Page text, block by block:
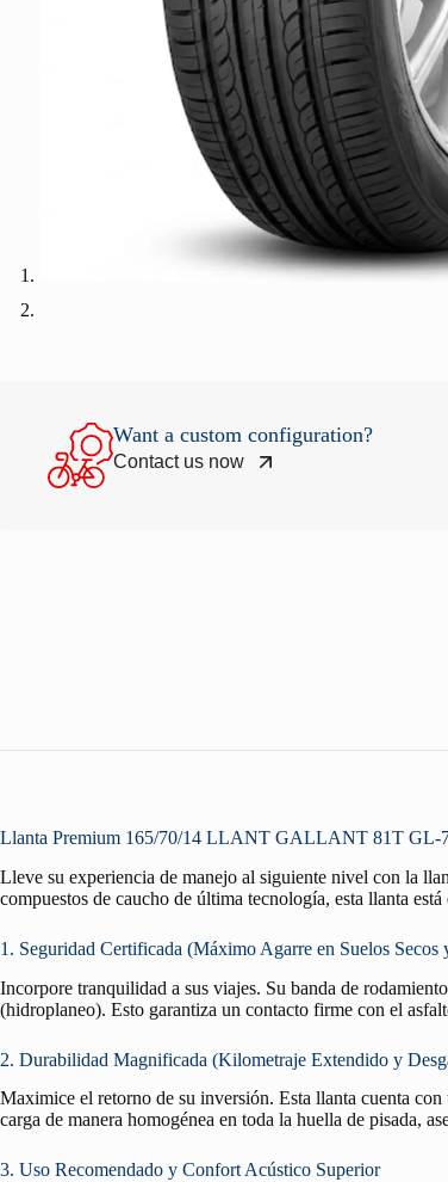
Want a custom configuration?
Contact us now
Llanta Premium 165/70/14 LLANT GALLANT 81T GL-
Lleve su experiencia de manejo al siguiente nivel con la
compuestos de caucho de última tecnología, esta llanta
1. Seguridad Certificada (Máximo Agarre en Suelos Secos
Incorpore tranquilidad a sus viajes. Su banda de
(hidroplaneo). Esto garantiza un contacto firme con el
2. Durabilidad Magnificada (Kilometraje Extendido y
Maximice el retorno de su inversión. Esta llanta cuenta
carga de manera homogénea en toda la huella de pisada,
3. Uso Recomendado y Confort Acústico Superior